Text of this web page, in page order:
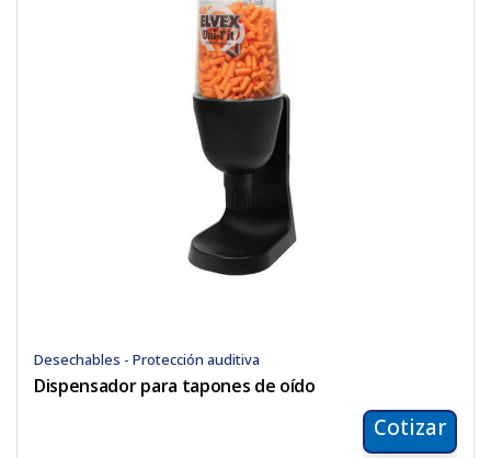
Desechables - Protección auditiva
Dispensador para tapones de oído
Cotizar